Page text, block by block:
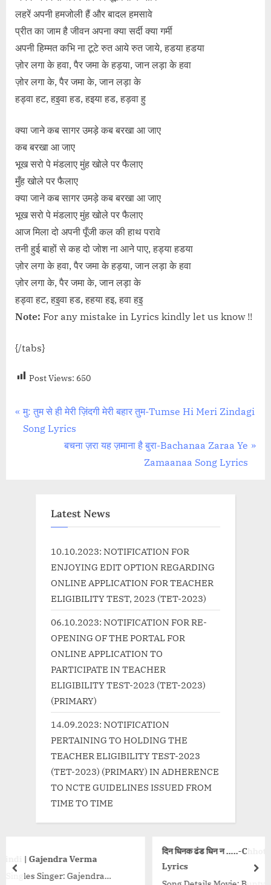
लहरें अपनी हमजोली हैं और बादल हमसावे
प्रीत का जाम है जीवन अपना क्या सर्दी क्या गर्मी
अपनी हिम्मत कभि ना टूटे रुत आये रुत जाये, हडया हडया
ज़ोर लगा के हवा, पैर जमा के हड़या, जान लड़ा के हवा
ज़ोर लगा के, पैर जमा के, जान लड़ा के
हड्वा हट, हइ॒वा हड, हइया हड, हड़वा हु
क्या जाने कब सागर उमड़े कब बरखा आ जाए
कब बरखा आ जाए
भूख सरो पे मंडलाए मुंह खोले पर फैलाए
मुँह खोले पर फैलाए
क्या जाने कब सागर उमड़े कब बरखा आ जाए
भूख सरो पे मंडलाए मुंह खोले पर फैलाए
आज मिला दो अपनी पूँजी कल की हाथ परावे
तनी हुई बाहों से कह दो जोश ना आने पाए, हड्या हडया
ज़ोर लगा के हवा, पैर जमा के हड़या, जान लड़ा के हवा
ज़ोर लगा के, पैर जमा के, जान लड़ा के
हड्वा हट, हइ॒वा हड, हहया हइ, हवा हइ॒
Note: For any mistake in Lyrics kindly let us know !!
{/tabs}
Post Views: 650
Post
navigation
P
r
मु: तुम से ही मेरी ज़िंदगी मेरी बहार तुम-Tumse Hi Meri Zindagi
Song Lyrics
N
P
o
s
t
:
बचना ज़रा यह ज़माना है बुरा-Bachanaa Zaraa Ye
Zamaanaa Song Lyrics
Latest News
10.10.2023: NOTIFICATION FOR
ENJOYING EDIT OPTION REGARDING
ONLINE APPLICATION FOR TEACHER
ELIGIBILITY TEST, 2023 (TET-2023)
06.10.2023: NOTIFICATION FOR RE-
OPENING OF THE PORTAL FOR
ONLINE APPLICATION TO
PARTICIPATE IN TEACHER
ELIGIBILITY TEST-2023 (TET-2023)
(PRIMARY)
14.09.2023: NOTIFICATION
PERTAINING TO HOLDING THE
TEACHER ELIGIBILITY TEST-2023
(TET-2023) (PRIMARY) IN ADHERENCE
TO NCTE GUIDELINES ISSUED FROM
TIME TO TIME
दिन धिनक ढंड धिन न …..-Chhote Chhote Sheharo
prev